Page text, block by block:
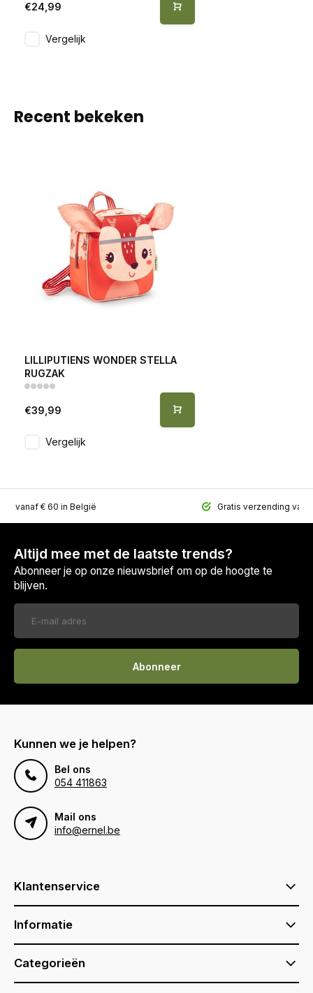
€24,99
Vergelijk
Recent bekeken
LILLIPUTIENS WONDER STELLA
RUGZAK
€39,99
Vergelijk
vanaf € 60 in België Gratis verzending
Altijd mee met de laatste trends?
Abonneer je op onze nieuwsbrief om op de hoogte te
blijven.
Abonneer
Kunnen we je helpen?
Bel ons
054 411863
Mail ons
info@ernel.be
Klantenservice
Informatie
Categorieën